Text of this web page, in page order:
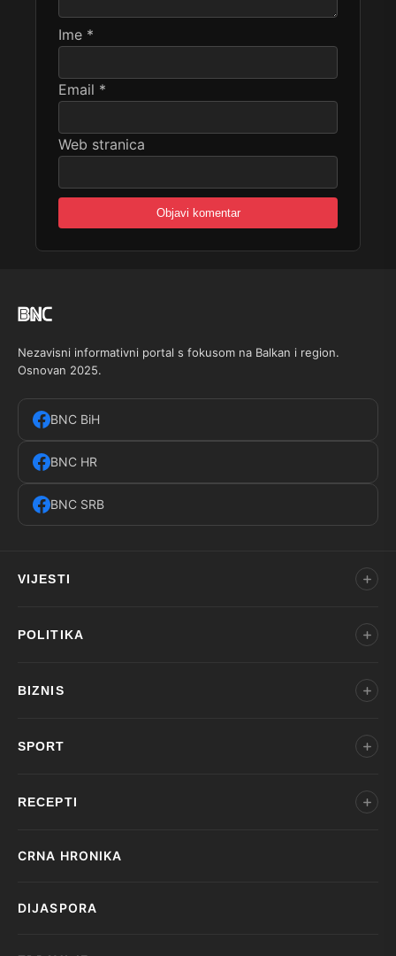
Ime *
Email *
Web stranica
Nezavisni informativni portal s fokusom na Balkan i region.
Osnovan 2025.
BNC BiH
BNC HR
BNC SRB
VIJESTI
POLITIKA
BIZNIS
SPORT
RECEPTI
CRNA HRONIKA
DIJASPORA